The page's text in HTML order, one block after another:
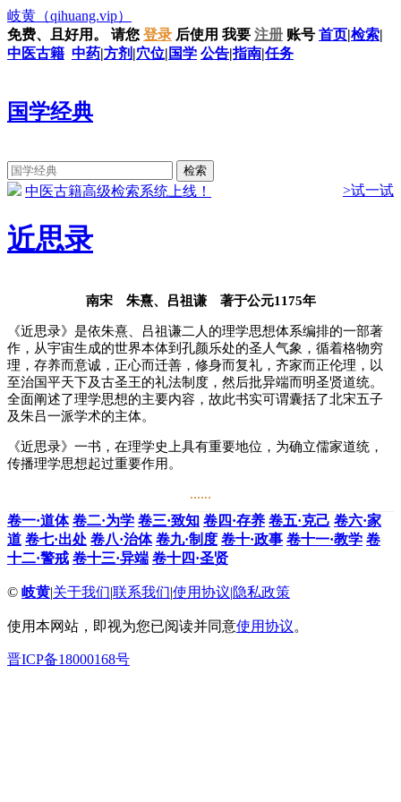
岐黄 （qihuang.vip）
免费、且好用。
请您 登录 后使用 我要 注册 账号 首页|检索|
中医古籍 中药|方剂 |穴位| 国学 公告|指南|任务
国学经典
中医古籍高级检索系统上线！ >试一试
近思录
南宋 朱熹、吕祖谦 著于公元1175年
《近思录》是依朱熹、吕祖谦二人的理学思想体系编排的一部著
作，从宇宙生成的世界本体到孔颜乐处的圣人气象，循着格物穷
理，存养而意诚，正心而迁善，修身而复礼，齐家而正伦理，以
至治国平天下及古圣王的礼法制度，然后批异端而明圣贤道统。
全面阐述了理学思想的主要内容，故此书实可谓囊括了北宋五子
及朱吕一派学术的主体。
《近思录》一书，在理学史上具有重要地位，为确立儒家道统，
传播理学思想起过重要作用。
......
卷一·道体 卷二·为学 卷三·致知 卷四·存养 卷五·克己 卷六·家
道 卷七·出处 卷八·治体 卷九·制度 卷十·政事 卷十一·教学 卷
十二·警戒 卷十三·异端 卷十四·圣贤
© 岐黄|关于我们|联系我们|使用协议|隐私政策
使用本网站，即视为您已阅读并同意使用协议。
晋ICP备18000168号